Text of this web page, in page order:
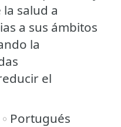
salud a
a sus ámbitos
la
el
Portugués